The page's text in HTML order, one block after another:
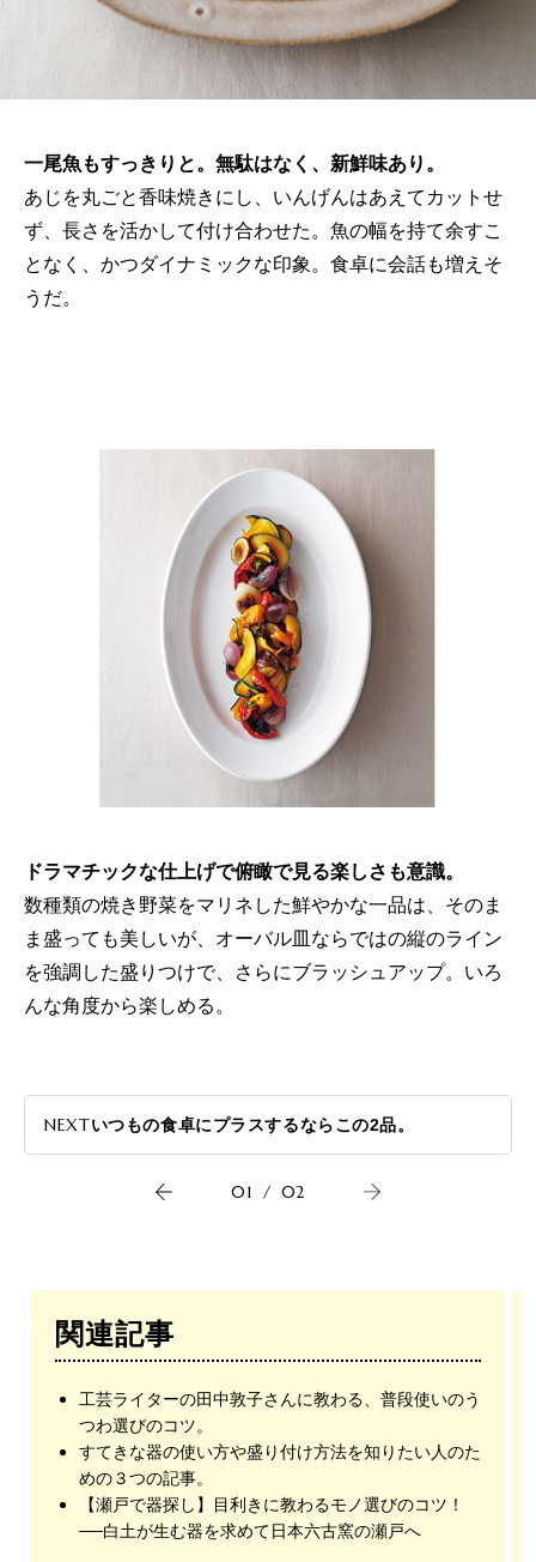
一尾魚もすっきりと。無駄はなく、新鮮味あり。
あじを丸ごと香味焼きにし、いんげんはあえてカットせ
ず、長さを活かして付け合わせた。魚の幅を持て余すこ
となく、かつダイナミックな印象。食卓に会話も増えそ
うだ。
ドラマチックな仕上げで俯瞰で見る楽しさも意識。
数種類の焼き野菜をマリネした鮮やかな一品は、そのま
ま盛っても美しいが、オーバル皿ならではの縦のライン
を強調した盛りつけで、さらにブラッシュアップ。いろ
んな角度から楽しめる。
NEXTいつもの食卓にプラスするならこの2品。
01 / 02
関連記事
工芸ライターの田中敦子さんに教わる、普段使いのう
つわ選びのコツ。
すてきな器の使い方や盛り付け方法を知りたい人のた
めの３つの記事。
【瀬戸で器探し】目利きに教わるモノ選びのコツ！
──白土が生む器を求めて日本六古窯の瀬戸へ